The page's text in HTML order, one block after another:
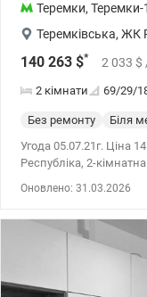
Теремки, Теремки-1
Теремківська, ЖК
140 263 $* 2 033 $
2 кімнати 69/29/
Без ремонту Біля
Угода 05.07.21г. Ціна
Республіка, 2-
Метро «Теремки» 5-7
Оновлено: 31.03.2026